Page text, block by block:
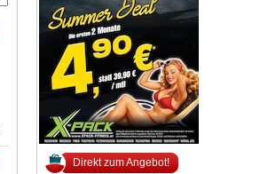
Direkt zum Angebot!